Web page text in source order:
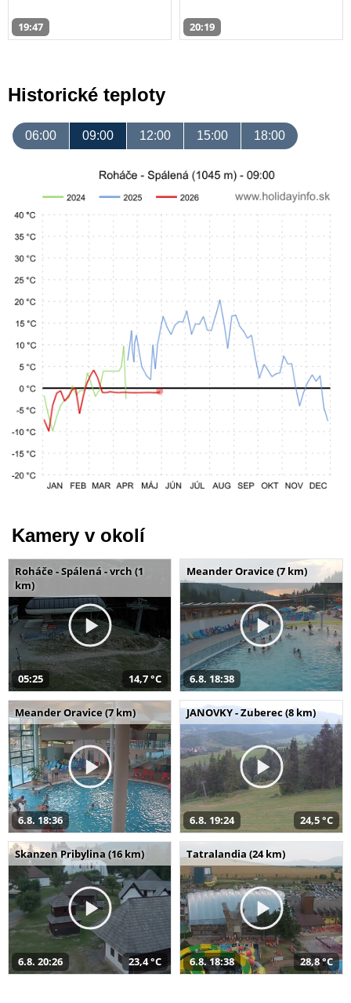
19:47 20:19
Historické teploty
06:00 09:00 12:00 15:00 18:00
Kamery v okolí
Roháče - Spálená - vrch (1
km)
05:25 14,7 °C
Meander Oravice (7 km)
6.8. 18:38
Meander Oravice (7 km)
6.8. 18:36
JANOVKY - Zuberec (8 km)
6.8. 19:24 24,5 °C
Skanzen Pribylina (16 km)
6.8. 20:26 23,4 °C
Tatralandia (24 km)
6.8. 18:38 28,8 °C